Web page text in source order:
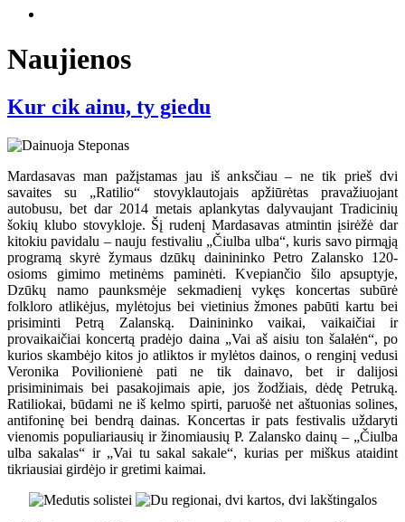
Naujienos
Kur cik ainu, ty giedu
Mardasavas man pažįstamas jau iš anksčiau – ne tik prieš dvi
savaites su „Ratilio“ stovyklautojais apžiūrėtas pravažiuojant
autobusu, bet dar 2014 metais aplankytas dalyvaujant Tradicinių
šokių klubo stovykloje. Šį rudenį Mardasavas atmintin įsirėžė dar
kitokiu pavidalu – nauju festivaliu „Čiulba ulba“, kuris savo pirmąją
programą skyrė žymaus dzūkų dainininko Petro Zalansko 120-
osioms gimimo metinėms paminėti. Kvepiančio šilo apsuptyje,
Dzūkų namo paunksmėje sekmadienį vykęs koncertas subūrė
folkloro atlikėjus, mylėtojus bei vietinius žmones pabūti kartu bei
prisiminti Petrą Zalanską. Dainininko vaikai, vaikaičiai ir
provaikaičiai koncertą pradėjo daina „Vai aš aisiu ton šalałėn“, po
kurios skambėjo kitos jo atliktos ir mylėtos dainos, o renginį vedusi
Veronika Povilionienė pati ne tik dainavo, bet ir dalijosi
prisiminimais bei pasakojimais apie, jos žodžiais, dėdę Petruką.
Ratiliokai, būdami ne iš kelmo spirti, paruošė net aštuonias solines,
antifoninę bei bendrą dainas. Koncertas ir pats festivalis uždaryti
vienomis populiariausių ir žinomiausių P. Zalansko dainų – „Čiulba
ulba sakalas“ ir „Vai tu sakal sakale“, kurias per miškus ataidint
tikriausiai girdėjo ir gretimi kaimai.